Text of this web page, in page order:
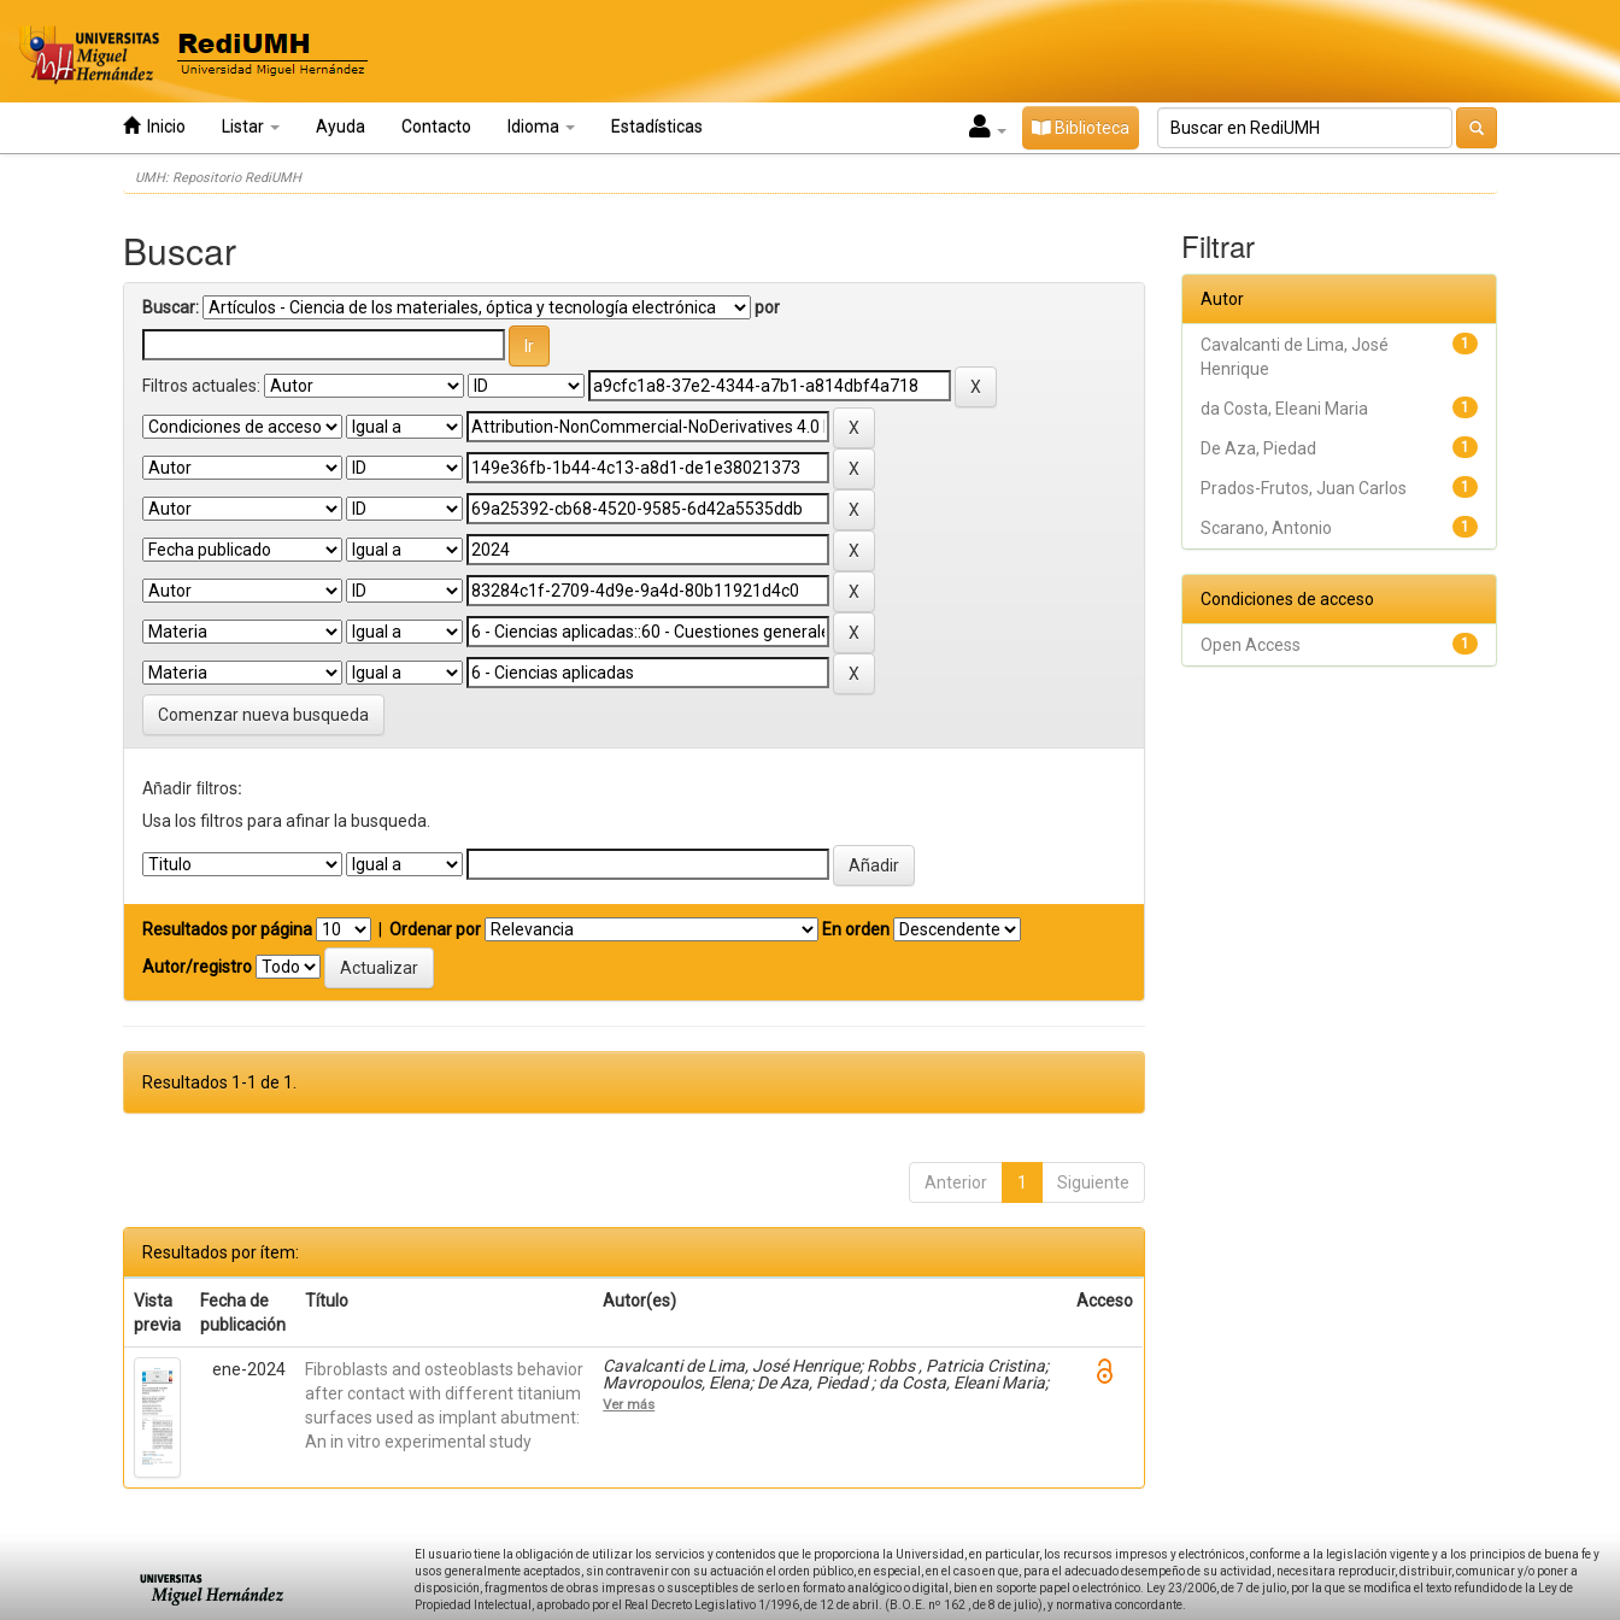
Inicio Listar Ayuda Contacto Idioma Estadísticas Biblioteca
UMH: Repositorio RediUMH
Buscar
Buscar: por
Filtros actuales:
Comenzar nueva busqueda
Añadir filtros:
Usa los filtros para afinar la busqueda.
Resultados por página Ordenar por
En orden
Autor/registro
Resultados 1-1 de 1.
Anterior 1 Siguiente
Resultados por ítem:
Vista
previa
Fecha de
publicación
Título Autor(es) Acceso
ene-2024
Fibroblasts and osteoblasts behavior
after contact with different titanium
surfaces used as implant abutment:
An in vitro experimental study
Cavalcanti de Lima, José Henrique; Robbs , Patricia Cristina;
Mavropoulos, Elena; De Aza, Piedad ; da Costa, Eleani Maria;
SCARANO, Antonio; Prados Frutos, Juan Carlos; Oliveira
Fernandes, Gustavo Vicentis; Gehrke, Sergio Alexandre
Ver más
Filtrar
Autor
1
Cavalcanti de Lima, José
Henrique
1
da Costa, Eleani Maria
1
De Aza, Piedad
1
Prados-Frutos, Juan Carlos
1
Scarano, Antonio
Condiciones de acceso
1
Open Access
El usuario tiene la obligación de utilizar los servicios y contenidos que le proporciona la Universidad, en particular, los recursos impresos y electrónicos, conforme a la legislación vigente y a los principios de buena fe y
usos generalmente aceptados, sin contravenir con su actuación el orden público, en especial, en el caso en que, para el adecuado desempeño de su actividad, necesitara reproducir, distribuir, comunicar y/o poner a
disposición, fragmentos de obras impresas o susceptibles de serlo en formato analógico o digital, bien en soporte papel o electrónico. Ley 23/2006, de 7 de julio, por la que se modifica el texto refundido de la Ley de
Propiedad Intelectual, aprobado por el Real Decreto Legislativo 1/1996, de 12 de abril. (B.O.E. nº 162 , de 8 de julio), y normativa concordante.